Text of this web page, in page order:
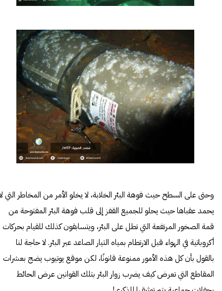
وحتى على السطح حيث فوهة البئر الخلابة، لا يخلو الأمر من المخاطر التي
يحمد عقباها حيث يحلو للجميع القفز إلى قلب فوهة البئر المفتوحة من
قمة الصخور المرتفعة التي تطل على البئر، ويتسابقون كذلك للقيام بحركات
أكروباتية في الهواء قبل الارتطام بمياه التيار الصاعد عبر البئر. لا حاجة لنا
بالقول بأن كل هذه الأمور ممنوعة قانونًا، لكن موقع يوتيوب يضج بعشرات
المقاطع التي تعرض كيف يضرب زوار البئر بتلك القوانين عرض الحائط